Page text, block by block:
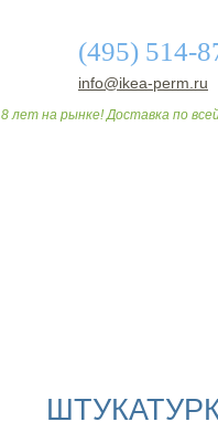
(495) 514-
info@ikea-perm.ru
8 лет на рынке! Доставка по